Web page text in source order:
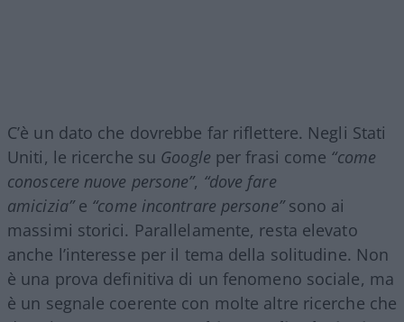
C’è un dato che dovrebbe far riflettere. Negli Stati
Uniti, le ricerche su Google per frasi come “come
conoscere nuove persone”, “dove fare
amicizia”e “come incontrare persone”sono ai
massimi storici. Parallelamente, resta elevato
anche l’interesse per il tema della solitudine. Non
è una prova definitiva di un fenomeno sociale, ma
è un segnale coerente con molte altre ricerche che